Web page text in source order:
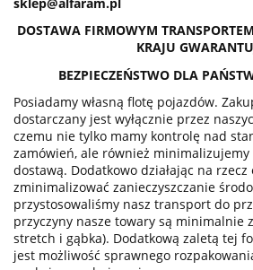
DOSTAWA FIRMOWYM
KRAJU
BEZPIECZEŃSTWO DLA
Posiadamy własną flotę pojazdów.
dostarczany jest wyłącznie przez
czemu nie tylko mamy kontrolę nad
zamówień, ale również minimalizujemy
dostawą. Dodatkowo działając na rzecz
zminimalizować zanieczyszczanie
przystosowaliśmy nasz transport do
przyczyny nasze towary są minimalnie
stretch i gąbka). Dodatkową zaletą tej
jest możliwość sprawnego